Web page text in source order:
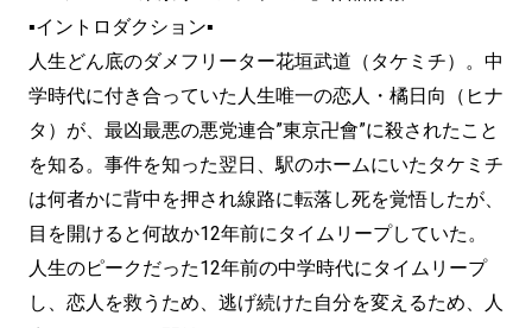
▪イントロダクション▪
人生どん底のダメフリーター花垣武道（タケミチ）。中
学時代に付き合っていた人生唯一の恋人・橘日向（ヒナ
タ）が、最凶最悪の悪党連合”東京卍會”に殺されたこと
を知る。事件を知った翌日、駅のホームにいたタケミチ
は何者かに背中を押され線路に転落し死を覚悟したが、
目を開けると何故か12年前にタイムリープしていた。
人生のピークだった12年前の中学時代にタイムリープ
し、恋人を救うため、逃げ続けた自分を変えるため、人